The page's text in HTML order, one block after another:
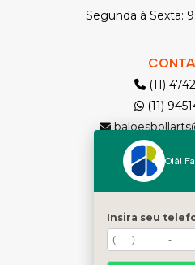
Segunda à Sexta:
(11)
(11)
MENU
Solicite seu
Quem
Olá!
Insira seu